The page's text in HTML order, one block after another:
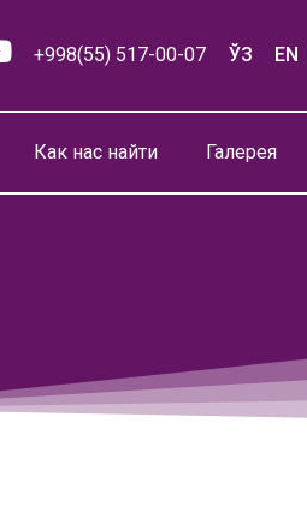
+998(55) 517-00-07 ЎЗ EN
Как нас найти Галерея